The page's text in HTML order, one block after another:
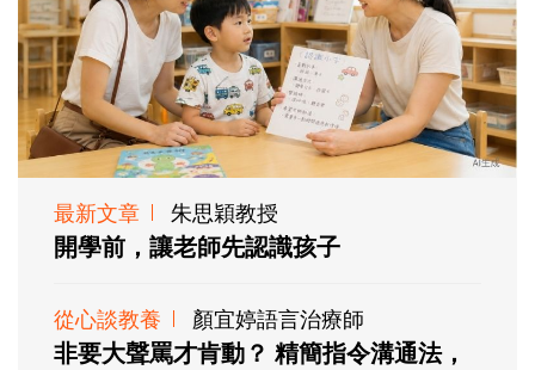
最新文章 朱思穎教授
開學前，讓老師先認識孩子
從心談教養 顏宜婷語言治療師
非要大聲罵才肯動？ 精簡指令溝通法，